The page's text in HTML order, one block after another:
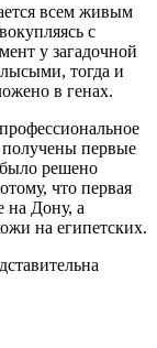
всем живым
с
у загадочной
тогда и
в генах.
первые
решено
что первая
на Дону, а
на египетских.